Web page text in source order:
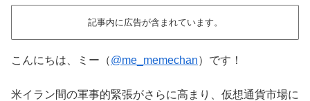
記事内に広告が含まれています。
こんにちは、ミー（@me_memechan）です！
米イラン間の軍事的緊張がさらに高まり、仮想通貨市場に